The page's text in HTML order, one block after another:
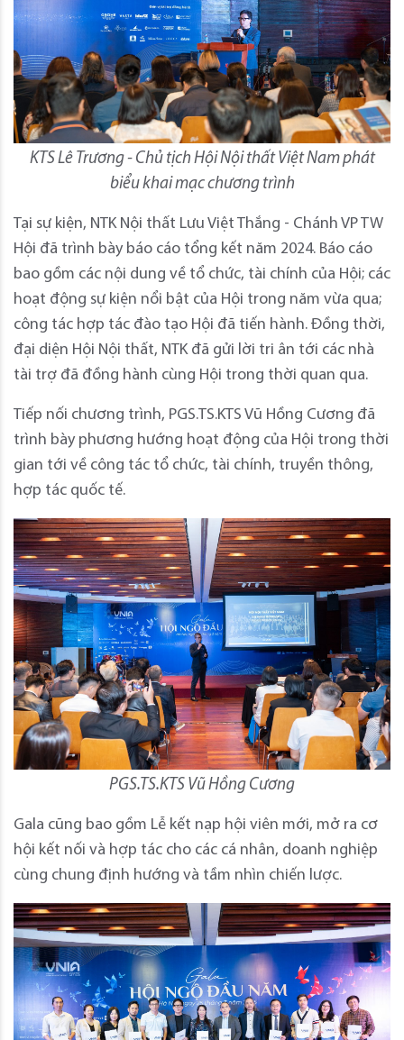
KTS Lê Trương - Chủ tịch Hội Nội thất Việt Nam phát
biểu khai mạc chương trình
Tại sự kiện, NTK Nội thất Lưu Việt Thắng - Chánh VP TW
Hội đã trình bày báo cáo tổng kết năm 2024. Báo cáo
bao gồm các nội dung về tổ chức, tài chính của Hội; các
hoạt động sự kiện nổi bật của Hội trong năm vừa qua;
công tác hợp tác đào tạo Hội đã tiến hành. Đồng thời,
đại diện Hội Nội thất, NTK đã gửi lời tri ân tới các nhà
tài trợ đã đồng hành cùng Hội trong thời quan qua.
Tiếp nối chương trình, PGS.TS.KTS Vũ Hồng Cương đã
trình bày phương hướng hoạt động của Hội trong thời
gian tới về công tác tổ chức, tài chính, truyền thông,
hợp tác quốc tế.
PGS.TS.KTS Vũ Hồng Cương
Gala cũng bao gồm Lễ kết nạp hội viên mới, mở ra cơ
hội kết nối và hợp tác cho các cá nhân, doanh nghiệp
cùng chung định hướng và tầm nhìn chiến lược.